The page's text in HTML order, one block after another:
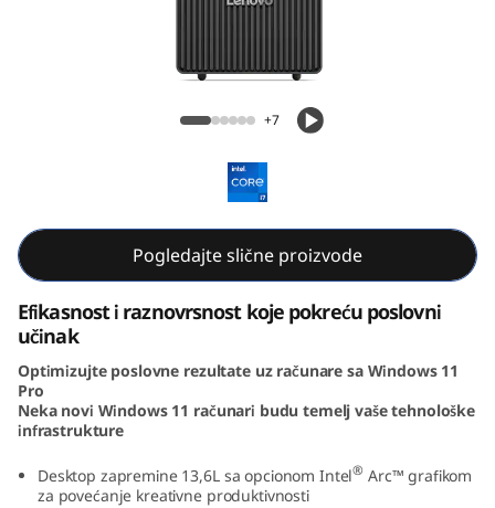
e
N
e
o
5
0
ThinkCentre Neo 50t Gen 5 (Intel) Tower
+7
Pogledajte slične proizvode
Efikasnost i raznovrsnost koje pokreću poslovni
učinak
Optimizujte poslovne rezultate uz računare sa Windows 11
Pro
Neka novi Windows 11 računari budu temelj vaše tehnološke
infrastrukture
Desktop zapremine 13,6L sa opcionom Intel® Arc™ grafikom
za povećanje kreativne produktivnosti